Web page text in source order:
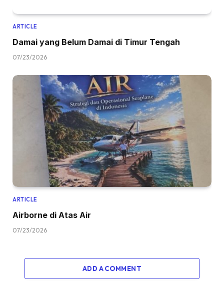
ARTICLE
Damai yang Belum Damai di Timur Tengah
07/23/2026
ARTICLE
Airborne di Atas Air
07/23/2026
ADD A COMMENT